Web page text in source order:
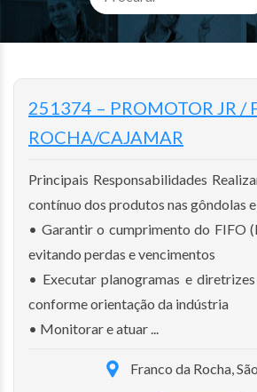
251374 – PROMOTOR JR /
ROCHA/CAJAMAR
Principais Responsabilidades
contínuo dos produtos nas gôndolas
• Garantir o cumprimento do FIFO
evitando perdas e vencimentos
• Executar planogramas e
conforme orientação da indústria
• Monitorar e atuar ...
Franco da Rocha,